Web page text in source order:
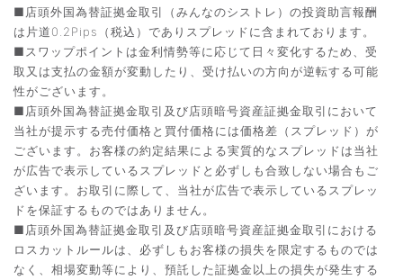
■店頭外国為替証拠金取引（みんなのシストレ）の投資助言報酬
は片道0.2Pips（税込）でありスプレッドに含まれております。
■スワップポイントは金利情勢等に応じて日々変化するため、受
取又は支払の金額が変動したり、受け払いの方向が逆転する可能
性がございます。
■店頭外国為替証拠金取引及び店頭暗号資産証拠金取引において
当社が提示する売付価格と買付価格には価格差（スプレッド）が
ございます。お客様の約定結果による実質的なスプレッドは当社
が広告で表示しているスプレッドと必ずしも合致しない場合もご
ざいます。お取引に際して、当社が広告で表示しているスプレッ
ドを保証するものではありません。
■店頭外国為替証拠金取引及び店頭暗号資産証拠金取引における
ロスカットルールは、必ずしもお客様の損失を限定するものでは
なく、相場変動等により、預託した証拠金以上の損失が発生する